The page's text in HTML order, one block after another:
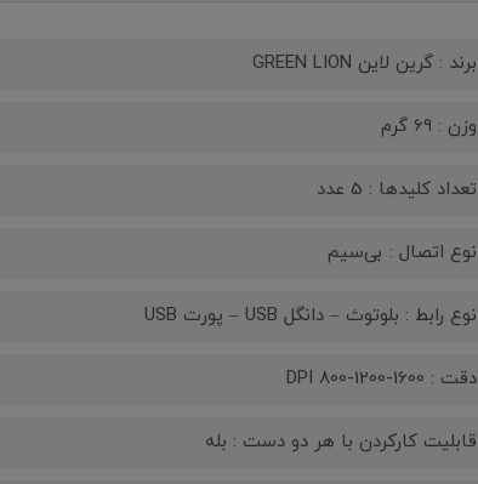
برند : گرین لاین GREEN LION
وزن : 69 گرم
تعداد کلیدها : 5 عدد
نوع اتصال : بی‌سیم
نوع رابط : بلوتوث – دانگل USB – پورت USB
دقت : DPI 800-1200-1600
قابلیت کارکردن با هر دو دست : بله